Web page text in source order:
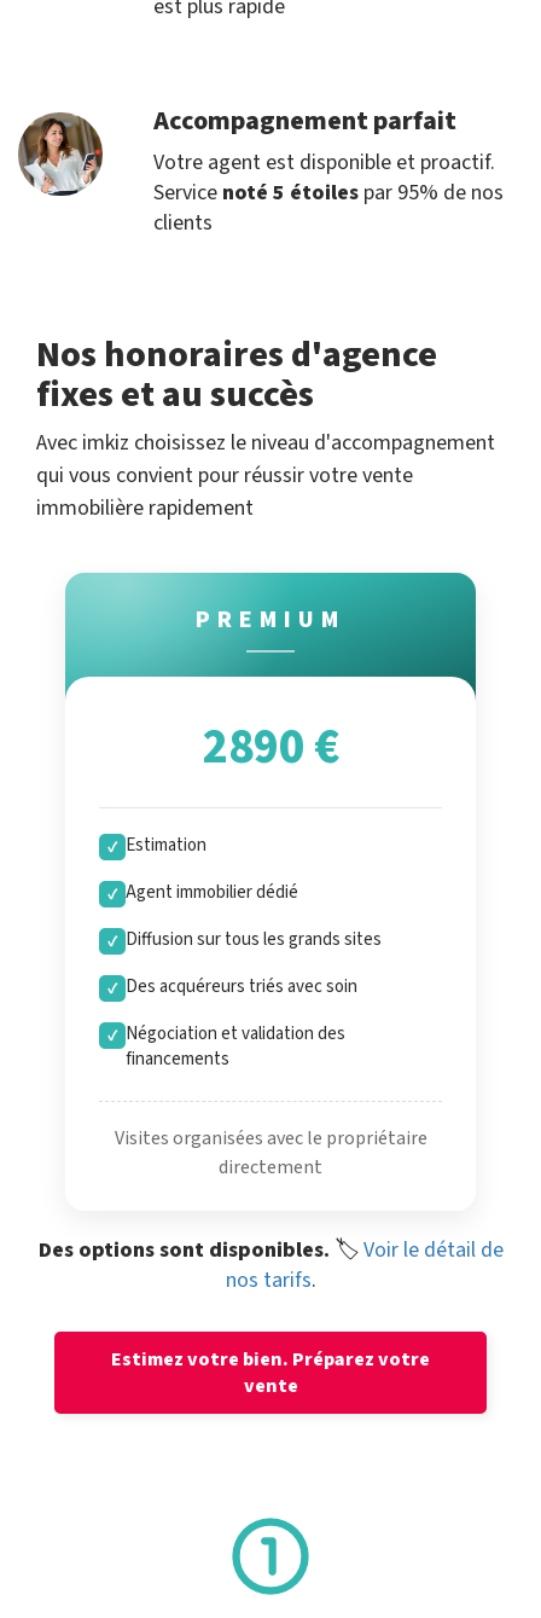
est plus rapide
Accompagnement parfait
Votre agent est disponible et proactif.
Service noté 5 étoiles par 95% de nos
clients
Nos honoraires d'agence
fixes et au succès
Avec imkiz choisissez le niveau d'accompagnement
qui vous convient pour réussir votre vente
immobilière rapidement
PREMIUM
2890 €
✓ Estimation
✓ Agent immobilier dédié
✓ Diffusion sur tous les grands sites
✓ Des acquéreurs triés avec soin
✓ Négociation et validation des
financements
Visites organisées avec le propriétaire
directement
Des options sont disponibles. 🏷️Voir le détail de
nos tarifs.
Estimez votre bien. Préparez votre
vente